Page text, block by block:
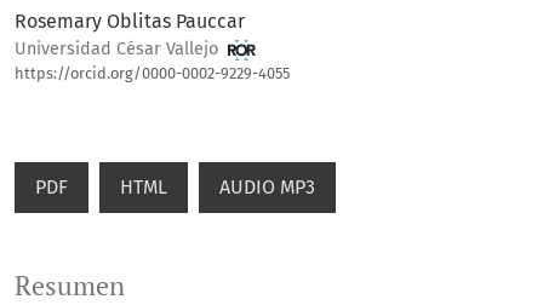
Rosemary Oblitas Pauccar
Universidad César Vallejo
https://orcid.org/0000-0002-9229-4055
PDF HTML AUDIO MP3
Resumen